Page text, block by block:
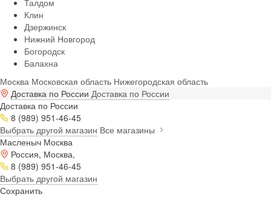
Талдом
Клин
Дзержинск
Нижний Новгород
Богородск
Балахна
Москва Московская область Нижегородская область
Доставка по России Доставка по России
Доставка по России
8 (989) 951-46-45
Выбрать другой магазин Все магазины
Масленыч Москва
Россия, Москва,
8 (989) 951-46-45
Выбрать другой магазин
Сохранить